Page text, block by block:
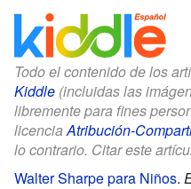
Todo el contenido de los
Kiddle (incluidas las
libremente para fines
licenciaAtribución-
lo contrario. Citar este
Walter Sharpe para Niños.